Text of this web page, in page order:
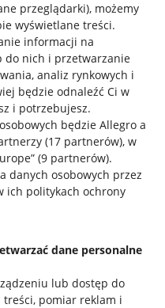
przeglądarki), możemy
wyświetlane treści.
informacji na
do nich i przetwarzanie
analiz rynkowych i
będzie odnaleźć Ci w
i potrzebujesz.
będzie Allegro a
(17 partnerów), w
(9 partnerów).
danych osobowych przez
ich politykach ochrony
dane personalne
lub dostęp do
pomiar reklam i